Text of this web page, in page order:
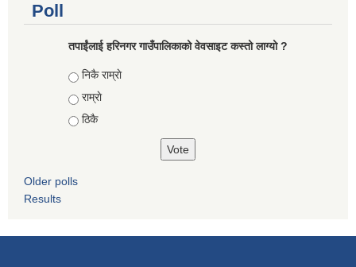
Poll
तपाईंलाई हरिनगर गाउँपालिकाको वेवसाइट कस्तो लाग्यो ?
Choices
निकै राम्राे
राम्राे
ठिकै
Older polls
Results